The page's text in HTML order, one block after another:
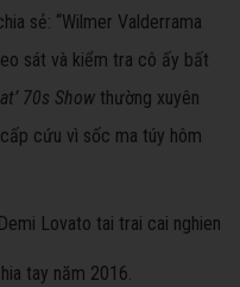
sẻ: “Wilmer Valderrama
sát và kiểm tra cô ấy bất
70s Show thường xuyên
cứu vì sốc ma túy hôm
tay năm 2016.